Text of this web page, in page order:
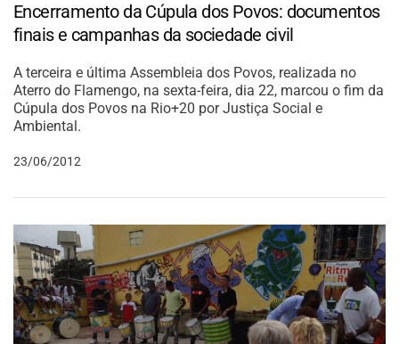
Encerramento da Cúpula dos Povos: documentos
finais e campanhas da sociedade civil
A terceira e última Assembleia dos Povos, realizada no
Aterro do Flamengo, na sexta-feira, dia 22, marcou o fim da
Cúpula dos Povos na Rio+20 por Justiça Social e
Ambiental.
23/06/2012